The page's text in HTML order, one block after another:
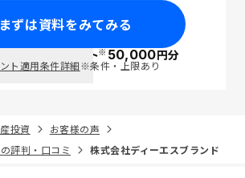
まずは資料をみてみる
ポイント※50,000円分
ト適用条件詳細※条件・上限あり
投資
お客様の声
評判・口コミ
株式会社ディーエスブランド